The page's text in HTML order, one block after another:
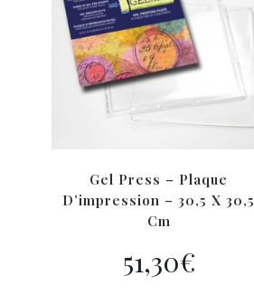
Gel Press – Plaque
D’impression – 30,5 X 30,5
Cm
51,30€